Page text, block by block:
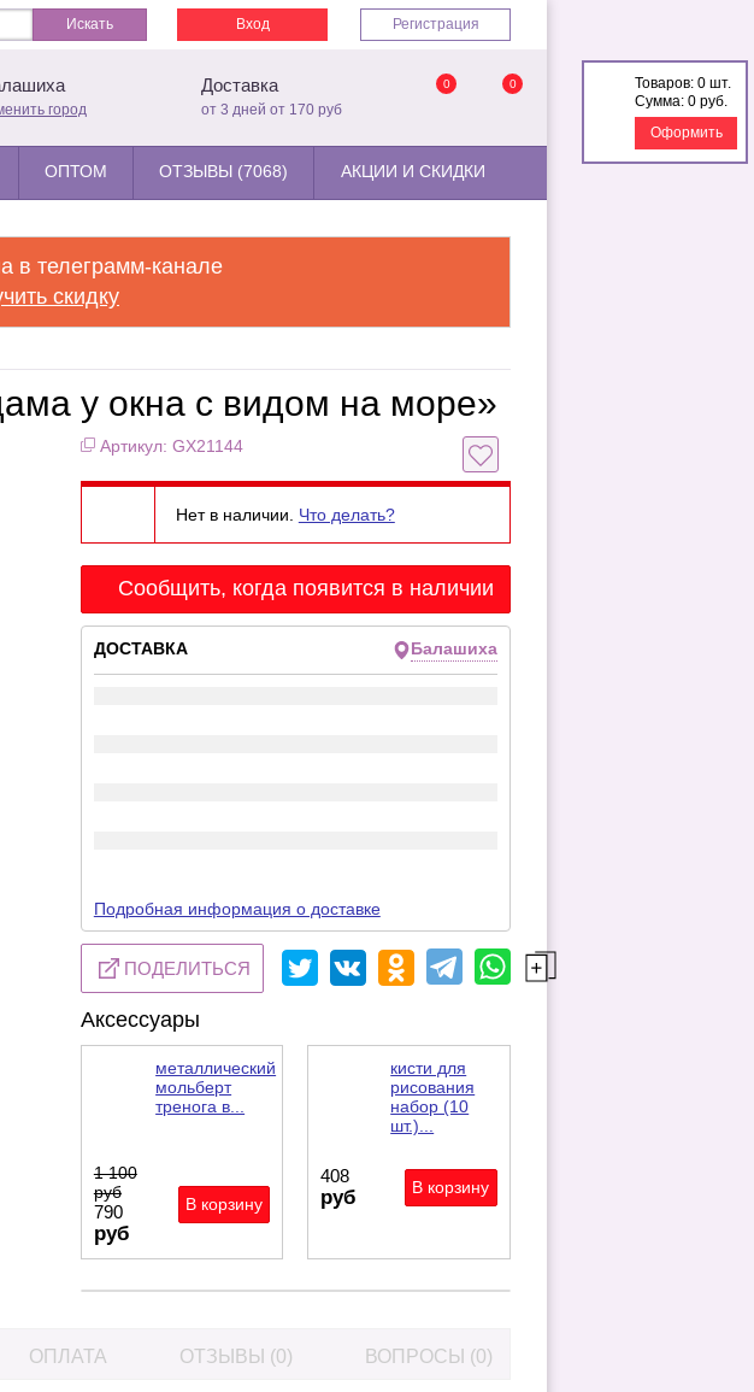
Искать Вход Регистрация
город
Доставка
от 3 дней от 170 руб
0 0
ОПТОМ ОТЗЫВЫ (7068) АКЦИИ И СКИДКИ
в телеграмм-канале
скидку
у окна с видом на море»
Артикул: GX21144
Нет в наличии. Что делать?
Сообщить, когда появится в наличии
ДОСТАВКА Балашиха
Подробная информация о доставке
ПОДЕЛИТЬСЯ
Аксессуары
металлический
мольберт
тренога в...
1 100
руб
790
руб
кисти для
рисования
набор (10
шт.)...
408
руб
ОПЛАТА ОТЗЫВЫ (0) ВОПРОСЫ (0)
Товаров: 0 шт.
Сумма: 0 руб.
Оформить